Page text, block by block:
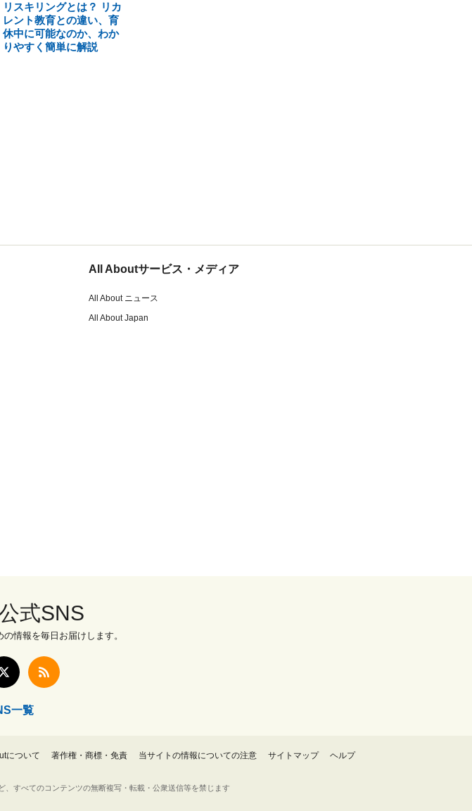
リスキリングとは？ リカ
レント教育との違い、育
休中に可能なのか、わか
りやすく簡単に解説
All Aboutサービス・メディア
All About ニュース
All About Japan
式SNS
情報を毎日お届けします。
一覧
について 著作権・商標・免責 当サイトの情報についての注意 サイトマップ ヘルプ
すべてのコンテンツの無断複写・転載・公衆送信等を禁じます